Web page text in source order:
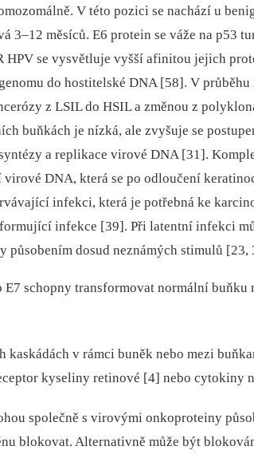
V této pozici se nachází u
měsíců. E6 protein se váže na
se vysvětluje vyšší afinitou jejich
do hostitelské DNA [58]. V průběhu
z LSIL do HSIL a změnou z
buňkách je nízká, ale zvyšuje se
a replikace virové DNA [31].
DNA, která se po odloučení
infekci, která je potřebná ke
infekce [39]. Při latentní infekci
dosud neznámých stimulů [23,
schopny transformovat normální
v rámci buněk nebo mezi
kyseliny retinové [4] nebo
společně s virovými onkoproteiny
blokovat. Alternativně může být